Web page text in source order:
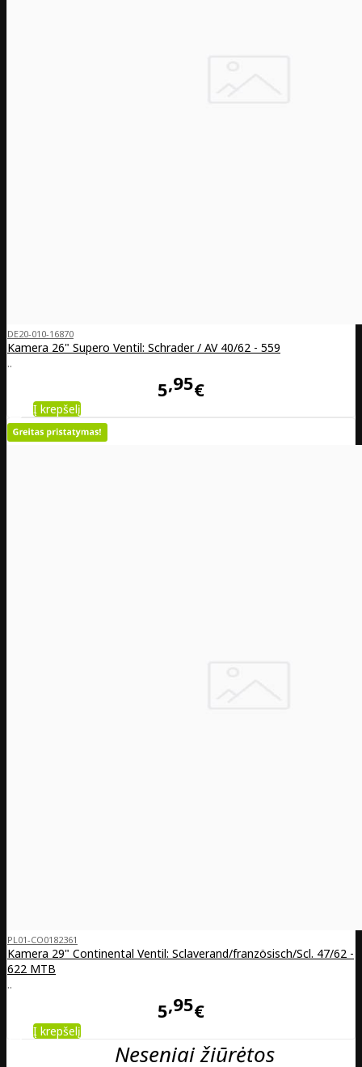
DE20-010-16870
Kamera 26" Supero Ventil: Schrader / AV 40/62 - 559
..
5 95€
Į krepšelį
PL01-CO0182361
Kamera 29" Continental Ventil: Sclaverand/französisch/Scl. 47/62 -
622 MTB
..
5 95€
Į krepšelį
Neseniai žiūrėtos